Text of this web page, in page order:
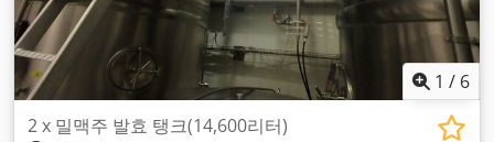
1 / 6
2 x 밀맥주 발효 탱크(14,600리터)